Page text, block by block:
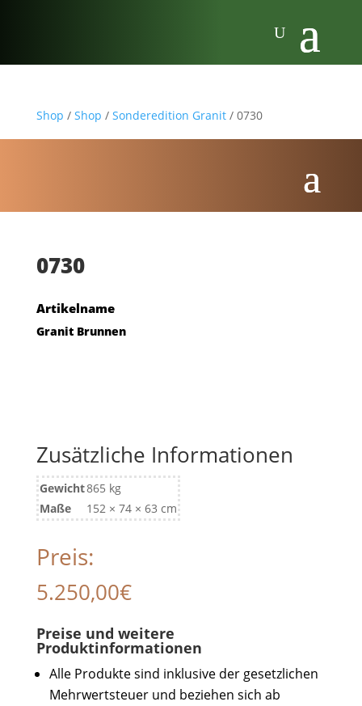
Shop / Shop / Sonderedition Granit/ 0730
0730
Artikelname
Granit Brunnen
Zusätzliche Informationen
Gewicht865 kg
Maße
152 × 74 × 63 cm
Preis:
5.250,00€
Preise und weitere
Produktinformationen
Alle Produkte sind inklusive der gesetzlichen
Mehrwertsteuer und beziehen sich ab